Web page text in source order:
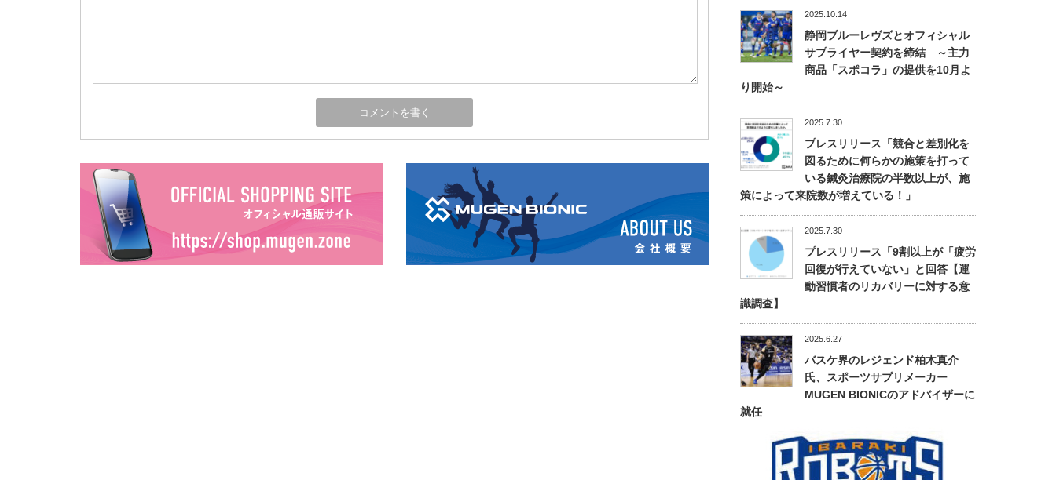
2025.10.14
静岡ブルーレヴズとオフィシャル
サプライヤー契約を締結 ～主力
商品「スポコラ」の提供を10月よ
り開始～
2025.7.30
プレスリリース「競合と差別化を
図るために何らかの施策を打って
いる鍼灸治療院の半数以上が、施
策によって来院数が増えている！」
2025.7.30
プレスリリース「9割以上が「疲労
回復が行えていない」と回答【運
動習慣者のリカバリーに対する意
識調査】
2025.6.27
バスケ界のレジェンド柏木真介
氏、スポーツサプリメーカー
MUGEN BIONICのアドバイザーに
就任